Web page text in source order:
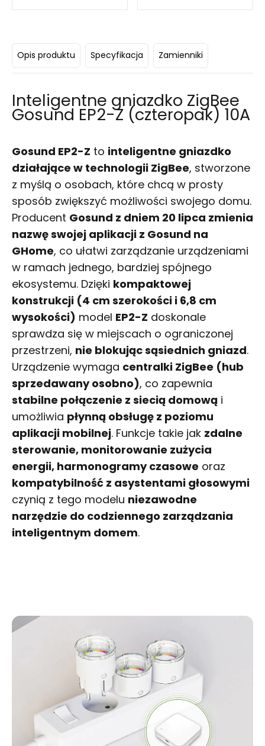
Opis produktu Specyfikacja Zamienniki
Inteligentne gniazdko ZigBee
Gosund EP2-Z (czteropak) 10A
Gosund EP2-Z to inteligentne gniazdko
działające w technologii ZigBee, stworzone
z myślą o osobach, które chcą w prosty
sposób zwiększyć możliwości swojego domu.
Producent Gosund z dniem 20 lipca zmienia
nazwę swojej aplikacji z Gosund na
GHome, co ułatwi zarządzanie urządzeniami
w ramach jednego, bardziej spójnego
ekosystemu. Dzięki kompaktowej
konstrukcji (4 cm szerokości i 6,8 cm
wysokości) model EP2-Z doskonale
sprawdza się w miejscach o ograniczonej
przestrzeni, nie blokując sąsiednich gniazd.
Urządzenie wymaga centralki ZigBee (hub
sprzedawany osobno), co zapewnia
stabilne połączenie z siecią domową i
umożliwia płynną obsługę z poziomu
aplikacji mobilnej. Funkcje takie jak zdalne
sterowanie, monitorowanie zużycia
energii, harmonogramy czasowe oraz
kompatybilność z asystentami głosowymi
czynią z tego modelu niezawodne
narzędzie do codziennego zarządzania
inteligentnym domem.